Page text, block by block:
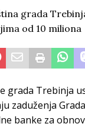
grada Trebinja
zaduženja
banke za